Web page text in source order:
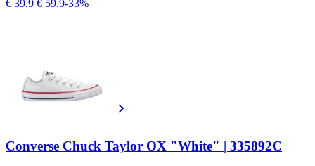
€ 39.9 € 59.9-33%
Converse Chuck Taylor OX "White" | 335892C